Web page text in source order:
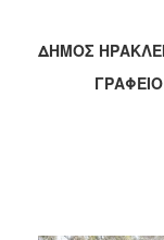
2019
2018
ΔΗΜΟΣ
ΓΡΑΦΕΙΟ